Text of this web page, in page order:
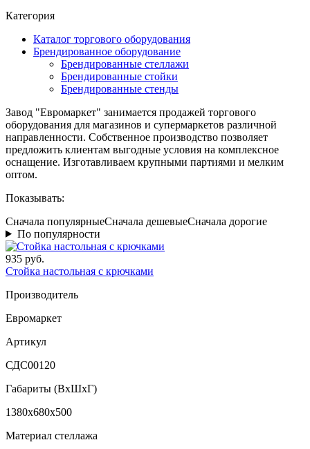
Категория
Каталог торгового оборудования
Брендированное оборудование
Брендированные стеллажи
Брендированные стойки
Брендированные стенды
Завод "Евромаркет" занимается продажей торгового
оборудования для магазинов и супермаркетов различной
направленности. Собственное производство позволяет
предложить клиентам выгодные условия на комплексное
оснащение. Изготавливаем крупными партиями и мелким
оптом.
Показывать:
Сначала популярныеСначала дешевыеСначала дорогие
По популярности
935 руб.
Стойка настольная с крючками
Производитель
Евромаркет
Артикул
СДС00120
Габариты (ВxШxГ)
1380x680x500
Материал стеллажа